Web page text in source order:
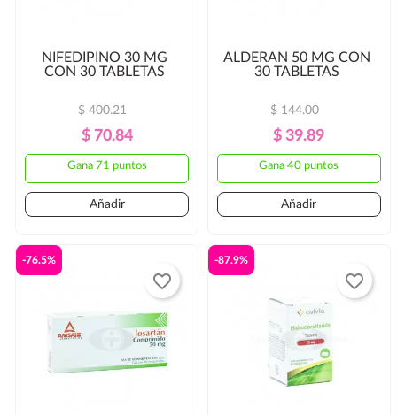
NIFEDIPINO 30 MG
CON 30 TABLETAS
Precio
Regular
$ 400.21
Precio
$ 70.84
Gana 71 puntos
Añadir
ALDERAN 50 MG CON
30 TABLETAS
Precio
Regular
$ 144.00
Precio
$ 39.89
Gana 40 puntos
Añadir
-76.5%
favorite_border
-87.9%
favorite_border